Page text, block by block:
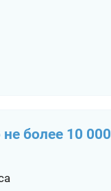
более 10 000